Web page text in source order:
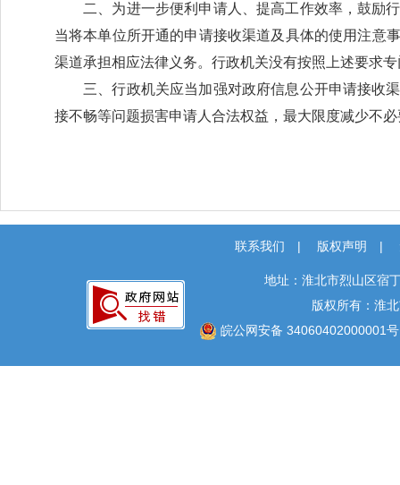
二、为进一步便利申请人、提高工作效率，鼓励
当将本单位所开通的申请接收渠道及具体的使用注意
渠道承担相应法律义务。行政机关没有按照上述要求
三、行政机关应当加强对政府信息公开申请接收
接不畅等问题损害申请人合法权益，最大限度减少不
联系我们 | 版权声明 |
地址：淮北市烈山区宿
版权所有：淮
皖公网安备 34060402000001号